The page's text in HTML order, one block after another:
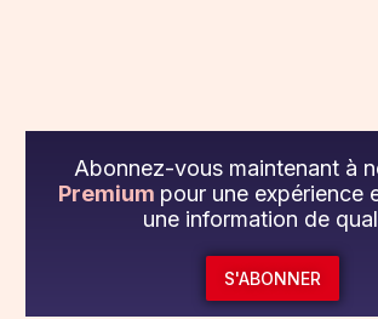
Abonnez-vous maintenant à
Premium pour une expérience
une information de
S'ABONNER